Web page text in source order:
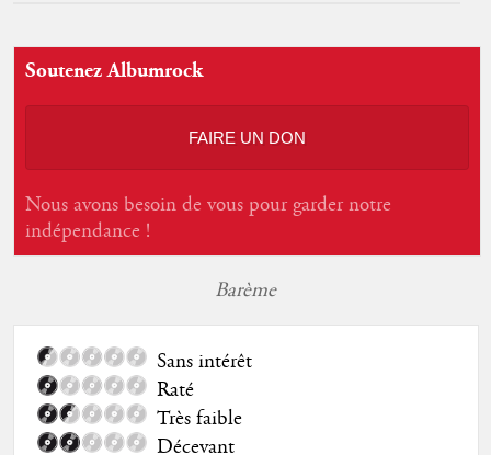
Soutenez Albumrock
FAIRE UN DON
Nous avons besoin de vous pour garder notre
indépendance !
Barème
Sans intérêt
Raté
Très faible
Décevant